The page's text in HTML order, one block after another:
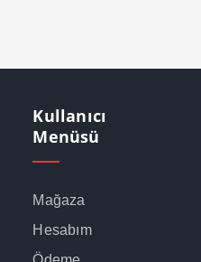
Kullanıcı
Menüsü
Mağaza
Hesabım